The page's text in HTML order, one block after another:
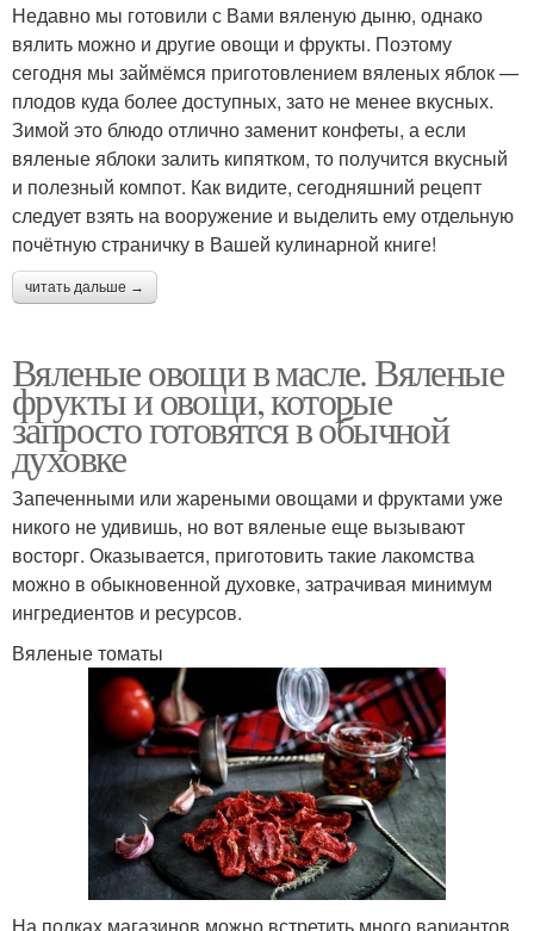
Недавно мы готовили с Вами вяленую дыню, однако
вялить можно и другие овощи и фрукты. Поэтому
сегодня мы займёмся приготовлением вяленых яблок —
плодов куда более доступных, зато не менее вкусных.
Зимой это блюдо отлично заменит конфеты, а если
вяленые яблоки залить кипятком, то получится вкусный
и полезный компот. Как видите, сегодняшний рецепт
следует взять на вооружение и выделить ему отдельную
почётную страничку в Вашей кулинарной книге!
читать дальше →
Вяленые овощи в масле. Вяленые
фрукты и овощи, которые
запросто готовятся в обычной
духовке
Запеченными или жареными овощами и фруктами уже
никого не удивишь, но вот вяленые еще вызывают
восторг. Оказывается, приготовить такие лакомства
можно в обыкновенной духовке, затрачивая минимум
ингредиентов и ресурсов.
Вяленые томаты